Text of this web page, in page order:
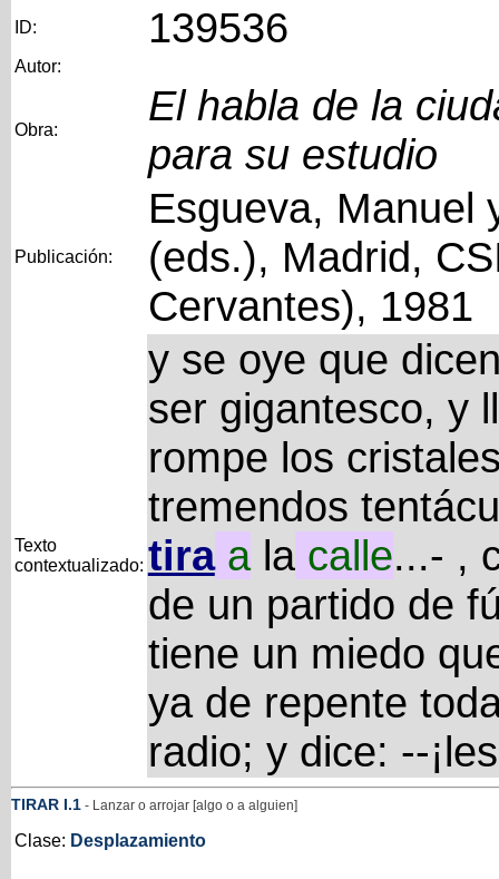
ID: 139536
Autor:
Obra:
El habla de la
para su estudio
Publicación:
Esgueva, Manuel
(eds.), Madrid,
Cervantes), 1981
Texto
contextualizado:
y se oye que
ser gigantesco, y
rompe los
tremendos
tiraalacalle...- ,
de un partido de
tiene un miedo
ya de repente
radio; y dice: --¡les
TIRAR I.1- Lanzar o arrojar [algo o a alguien]
Clase: Desplazamiento